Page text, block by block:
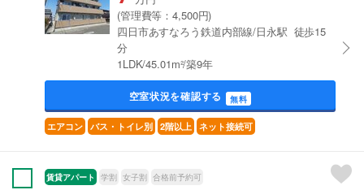
(管理費等：4,500円)
四日市あすなろう鉄道内部線/日永駅 徒歩15
分
1LDK/45.01m²/築9年
空室状況を確認する 無料
エアコン バス・トイレ別 2階以上 ネット接続可
賃貸アパート 学割 女子割 合格前予約可